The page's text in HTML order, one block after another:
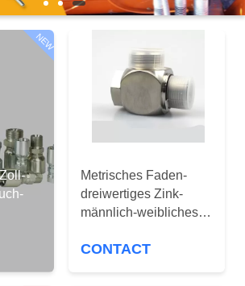
NEW
Metrisches Faden-
dreiwertiges Zink-
männlich-weibliches
Verbindungsstück
CONTACT